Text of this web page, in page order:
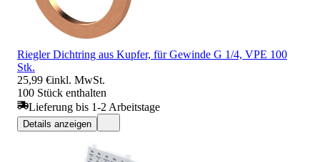
Riegler Dichtring aus Kupfer, für Gewinde G 1/4, VPE 100
Stk.
25,99 €inkl. MwSt.
100 Stück enthalten
Lieferung bis 1-2 Arbeitstage
Details anzeigen